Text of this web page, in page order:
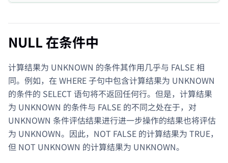
NULL 在条件中
计算结果为 UNKNOWN 的条件其作用几乎与 FALSE 相
同。例如，在 WHERE 子句中包含计算结果为 UNKNOWN
的条件的 SELECT 语句将不返回任何行。但是，计算结果
为 UNKNOWN 的条件与 FALSE 的不同之处在于，对
UNKNOWN 条件评估结果进行进一步操作的结果也将评估
为 UNKNOWN。因此，NOT FALSE 的计算结果为 TRUE，
但 NOT UNKNOWN 的计算结果为 UNKNOWN。